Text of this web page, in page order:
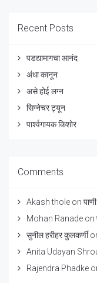
Recent Posts
पडद्यामागचा आनंद
अंधा कानून
असे होई लग्न
सिग्नेचर ट्यून
पार्श्वगायक किशोर
Comments
Akash thole on
Mohan Ranade on
सुनील हरीहर कुलकर्णी
Anita Udayan
Rajendra Phadke